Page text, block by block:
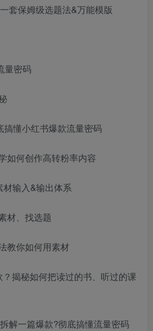
套保姆级选题法&万能模版
量密码
懂小红书爆款流量密码
如何创作高转粉率内容
材输入&输出体系
材、找选题
教你如何用素材
揭秘如何把读过的书、听过的课
解一篇爆款?彻底搞懂流量密码